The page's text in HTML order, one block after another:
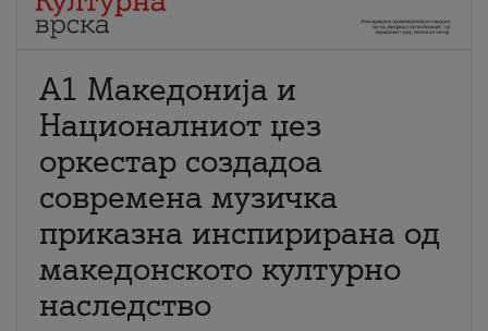
А1 Македонија и
Националниот џез
оркестар создадоа
современа музичка
приказна инспирирана од
македонското културно
наследство